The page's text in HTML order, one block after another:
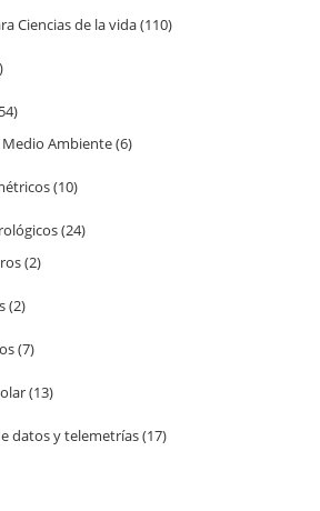
Ciencias de la vida(110)
Ambiente(6)
(10)
(24)
(2)
(2)
(7)
(13)
datos y telemetrías(17)